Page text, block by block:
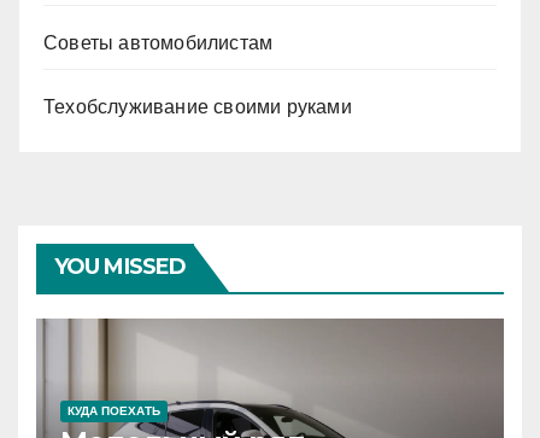
Советы автомобилистам
Техобслуживание своими руками
YOU MISSED
КУДА ПОЕХАТЬ